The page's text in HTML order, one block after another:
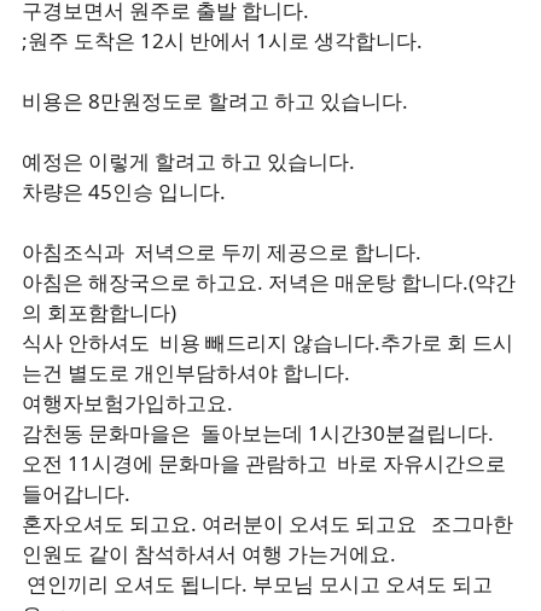
구경보면서 원주로 출발 합니다.
;원주 도착은 12시 반에서 1시로 생각합니다.
비용은 8만원정도로 할려고 하고 있습니다.
예정은 이렇게 할려고 하고 있습니다.
차량은 45인승 입니다.
아침조식과 저녁으로 두끼 제공으로 합니다.
아침은 해장국으로 하고요. 저녁은 매운탕 합니다.(약간
의 회포함합니다)
식사 안하셔도 비용 빼드리지 않습니다.추가로 회 드시
는건 별도로 개인부담하셔야 합니다.
여행자보험가입하고요.
감천동 문화마을은 돌아보는데 1시간30분걸립니다.
오전 11시경에 문화마을 관람하고 바로 자유시간으로
들어갑니다.
혼자오셔도 되고요. 여러분이 오셔도 되고요 조그마한
인원도 같이 참석하셔서 여행 가는거에요.
연인끼리 오셔도 됩니다. 부모님 모시고 오셔도 되고